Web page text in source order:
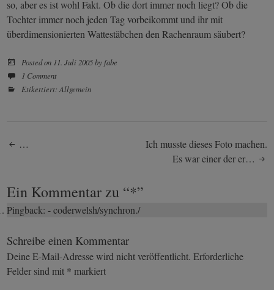
so, aber es ist wohl Fakt. Ob die dort immer noch liegt? Ob die
Tochter immer noch jeden Tag vorbeikommt und ihr mit
überdimensionierten Wattestäbchen den Rachenraum säubert?
Posted on 11. Juli 2005by fabe
1 Comment
Etikettiert:Allgemein
Post
…
Ich musste dieses Foto machen.
Es war einer der er…
Ein Kommentar zu “*”
Pingback:- coderwelsh/synchron./
Schreibe einen Kommentar
Deine E-Mail-Adresse wird nicht veröffentlicht. Erforderliche
Felder sind mit * markiert